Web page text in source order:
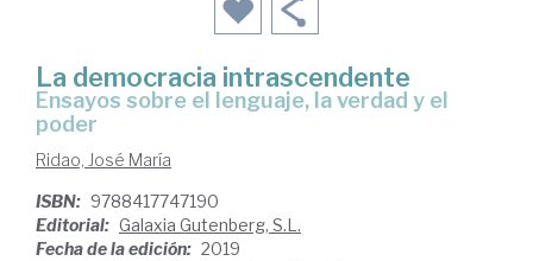
La democracia intrascendente
ensayos sobre el lenguaje, la verdad y el
poder
Ridao, José María
ISBN: 9788417747190
Editorial: Galaxia Gutenberg, S.L.
Fecha de la edición: 2019